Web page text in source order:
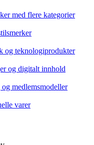
med flere kategorier
og teknologiprodukter
og digitalt innhold
medlemsmodeller
varer